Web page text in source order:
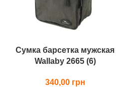
Сумка барсетка мужская
Wallaby 2665 (6)
340,00